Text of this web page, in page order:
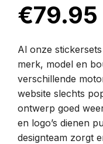
€79.95
Al onze
merk, model en
verschillende
website slechts
ontwerp goed
en logo’s dienen
designteam zorgt